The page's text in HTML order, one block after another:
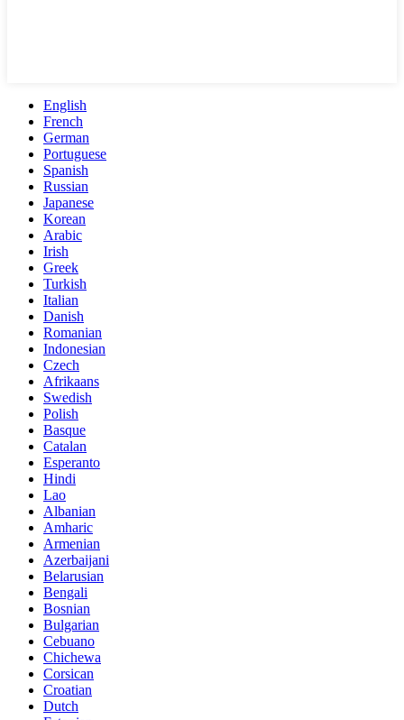
English
French
German
Portuguese
Spanish
Russian
Japanese
Korean
Arabic
Irish
Greek
Turkish
Italian
Danish
Romanian
Indonesian
Czech
Afrikaans
Swedish
Polish
Basque
Catalan
Esperanto
Hindi
Lao
Albanian
Amharic
Armenian
Azerbaijani
Belarusian
Bengali
Bosnian
Bulgarian
Cebuano
Chichewa
Corsican
Croatian
Dutch